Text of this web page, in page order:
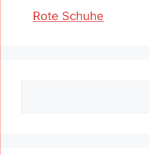
Rote Schuhe